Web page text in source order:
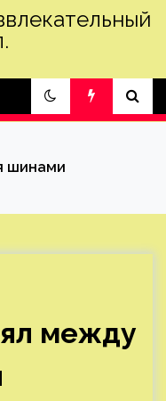
шинами
между